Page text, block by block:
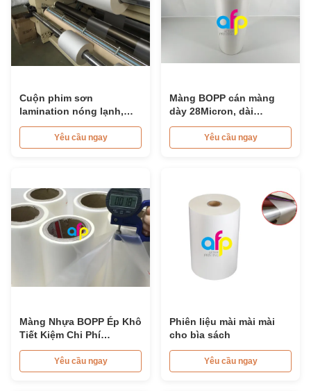
Cuộn phim sơn
lamination nóng lạnh,
phim sơn lamination
BOPP nhiều lần
Yêu cầu ngay
Màng BOPP cán màng
dày 28Micron, dài
2000mm - 3000m, màng
chống xước cho ô tô
Yêu cầu ngay
Màng Nhựa BOPP Ép Khô
Tiết Kiệm Chi Phí
17micron - 32 Micron
Yêu cầu ngay
Phiên liệu mài mài mài
cho bìa sách
Yêu cầu ngay